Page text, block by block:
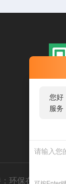
您好
服务
环保在线 管